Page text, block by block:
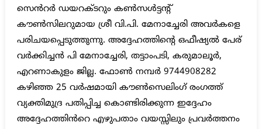
സെൻറർ ഡയറക്ടറും കൺസൾട്ടന്റ്
കൗൺസിലറുമായ ശ്രീ വി.പി. മേനാച്ചേരി അവർകളെ
പരിചയപ്പെടുത്തുന്നു. അദ്ദേഹത്തിൻ്റെ ഒഫീഷ്യൽ പേര്
വർക്കിച്ചൻ പി മേനാച്ചേരി, തട്ടാംപടി, കരുമാലൂർ,
എറണാകുളം ജില്ല. ഫോൺ നമ്പർ 9744908282
കഴിഞ്ഞ 25 വർഷമായി കൗൺസെലിംഗ് രംഗത്ത്
വ്യക്തിമുദ്ര പതിപ്പിച്ച കൊണ്ടിരിക്കുന്ന ഇദ്ദേഹം
അദ്ദേഹത്തിൻറെ എഴുപതാം വയസ്സിലും പ്രവർത്തനം